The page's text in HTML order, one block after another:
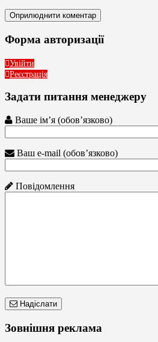
Форма авторизації
Увійти
Реєстрація
Задати питання менеджеру
Ваше ім’я (обов’язково)
Ваш e-mail (обов’язково)
Повідомлення
Надіслати
Зовнішня реклама